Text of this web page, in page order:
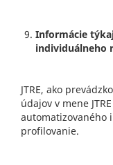
Informácie
individuálneho
JTRE, ako
údajov v mene
automatizovaného
profilovanie.